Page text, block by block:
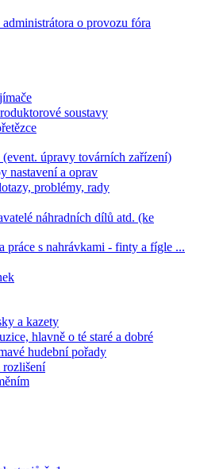
o provozu fóra
soustavy
úpravy továrních zařízení)
nastavení a oprav
problémy, rady
náhradních dílů atd. (ke
s nahrávkami - finty a fígle ...
a kazety
hlavně o té staré a dobré
hudební pořady